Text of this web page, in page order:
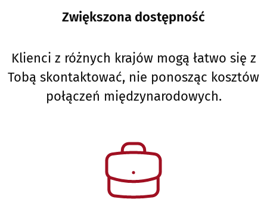
Zwiększona dostępność
Klienci z różnych krajów mogą łatwo się z
Tobą skontaktować, nie ponosząc kosztów
połączeń międzynarodowych.